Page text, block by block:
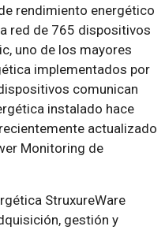
rendimiento energético
red de 765 dispositivos
uno de los mayores
implementados por
comunican
instalado hace
actualizado
Monitoring de
StruxureWare
gestión y